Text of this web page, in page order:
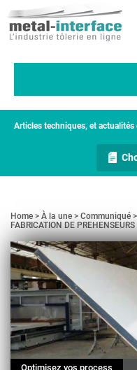
au
contenu
Articles techniques, et actualités
Home À la une Communiqué
FABRICATION DE
Optimisez vos process